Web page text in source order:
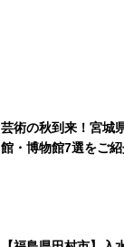
芸術の秋到来！宮城
館・博物館7選をご紹